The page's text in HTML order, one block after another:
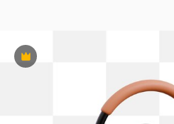
Premium